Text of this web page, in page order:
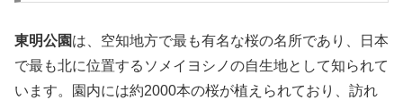
東明公園は、空知地方で最も有名な桜の名所であり、日本
で最も北に位置するソメイヨシノの自生地として知られて
います。園内には約2000本の桜が植えられており、訪れ